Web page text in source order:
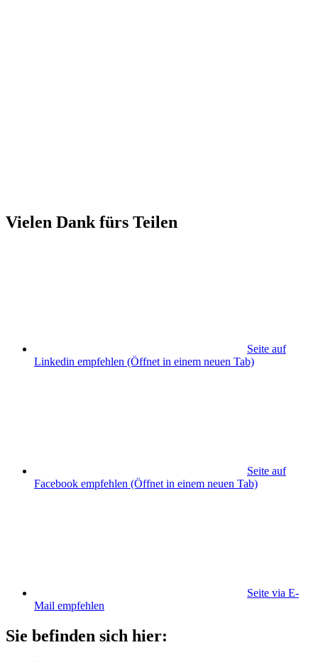
Vielen Dank fürs Teilen
Seite auf
Linkedin empfehlen (Öffnet in einem neuen Tab)
Seite auf
Facebook empfehlen (Öffnet in einem neuen Tab)
Seite via E-
Mail empfehlen
Sie befinden sich hier: